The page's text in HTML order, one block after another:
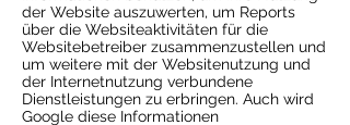
der Website auszuwerten, um Reports
über die Websiteaktivitäten für die
Websitebetreiber zusammenzustellen und
um weitere mit der Websitenutzung und
der Internetnutzung verbundene
Dienstleistungen zu erbringen. Auch wird
Google diese Informationen